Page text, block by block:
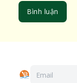
Bình luận